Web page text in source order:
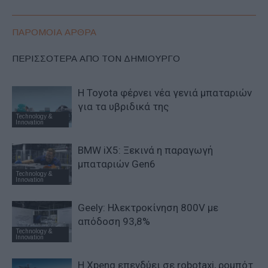
ΠΑΡΟΜΟΙΑ ΑΡΘΡΑ
ΠΕΡΙΣΣΟΤΕΡΑ ΑΠΟ ΤΟΝ ΔΗΜΙΟΥΡΓΟ
Technology &
Innovation
Η Toyota φέρνει νέα γενιά μπαταριών
για τα υβριδικά της
Technology &
Innovation
BMW iX5: Ξεκινά η παραγωγή
μπαταριών Gen6
Technology &
Innovation
Geely: Ηλεκτροκίνηση 800V με
απόδοση 93,8%
Η Xpeng επενδύει σε robotaxi, ρομπότ